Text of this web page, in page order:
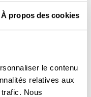
À propos des cookies
le contenu
relatives aux
Nous